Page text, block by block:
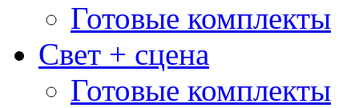
Готовые комплекты
Свет + сцена
Готовые комплекты